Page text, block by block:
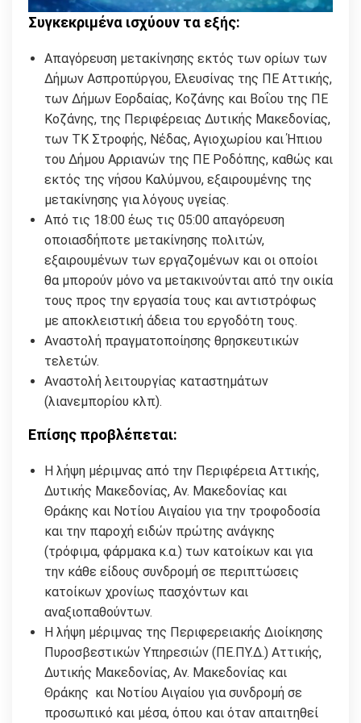
Συγκεκριμένα ισχύουν τα εξής:
Απαγόρευση μετακίνησης εκτός των ορίων των
Δήμων Ασπροπύργου, Ελευσίνας της ΠΕ Αττικής,
των Δήμων Εορδαίας, Κοζάνης και Βοΐου της ΠΕ
Κοζάνης, της Περιφέρειας Δυτικής Μακεδονίας,
των ΤΚ Στροφής, Νέδας, Αγιοχωρίου και Ήπιου
του Δήμου Αρριανών της ΠΕ Ροδόπης, καθώς και
εκτός της νήσου Καλύμνου, εξαιρουμένης της
μετακίνησης για λόγους υγείας.
Από τις 18:00 έως τις 05:00 απαγόρευση
οποιασδήποτε μετακίνησης πολιτών,
εξαιρουμένων των εργαζομένων και οι οποίοι
θα μπορούν μόνο να μετακινούνται από την οικία
τους προς την εργασία τους και αντιστρόφως
με αποκλειστική άδεια του εργοδότη τους.
Αναστολή πραγματοποίησης θρησκευτικών
τελετών.
Αναστολή λειτουργίας καταστημάτων
(λιανεμπορίου κλπ).
Επίσης προβλέπεται:
Η λήψη μέριμνας από την Περιφέρεια Αττικής,
Δυτικής Μακεδονίας, Αν. Μακεδονίας και
Θράκης και Νοτίου Αιγαίου για την τροφοδοσία
και την παροχή ειδών πρώτης ανάγκης
(τρόφιμα, φάρμακα κ.α.) των κατοίκων και για
την κάθε είδους συνδρομή σε περιπτώσεις
κατοίκων χρονίως πασχόντων και
αναξιοπαθούντων.
Η λήψη μέριμνας της Περιφερειακής Διοίκησης
Πυροσβεστικών Υπηρεσιών (ΠΕ.ΠΥ.Δ.) Αττικής,
Δυτικής Μακεδονίας, Αν. Μακεδονίας και
Θράκης και Νοτίου Αιγαίου για συνδρομή σε
προσωπικό και μέσα, όπου και όταν απαιτηθεί